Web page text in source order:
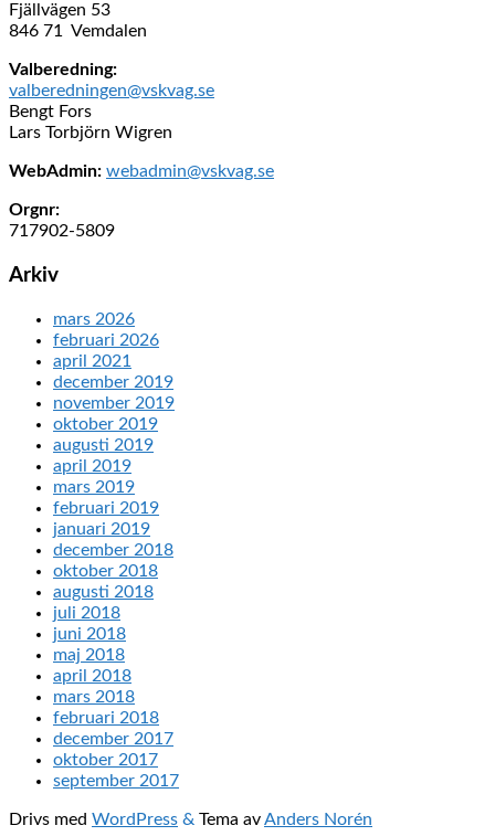
Fjällvägen 53
846 71 Vemdalen
Valberedning:
valberedningen@vskvag.se
Bengt Fors
Lars Torbjörn Wigren
WebAdmin: webadmin@vskvag.se
Orgnr:
717902-5809
Arkiv
mars 2026
februari 2026
april 2021
december 2019
november 2019
oktober 2019
augusti 2019
april 2019
mars 2019
februari 2019
januari 2019
december 2018
oktober 2018
augusti 2018
juli 2018
juni 2018
maj 2018
april 2018
mars 2018
februari 2018
december 2017
oktober 2017
september 2017
Drivs med WordPress & Tema avAnders Norén